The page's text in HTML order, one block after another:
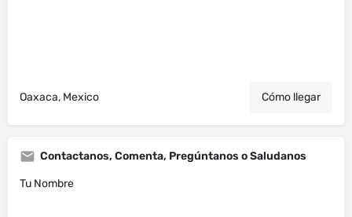
Oaxaca, Mexico Cómo llegar
Contactanos, Comenta, Pregúntanos o Saludanos
Tu Nombre